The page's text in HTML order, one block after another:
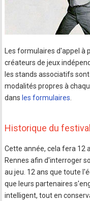
Les formulaires d'appel
créateurs de jeux
les stands associatifs
modalités propres à
dans les formulaires
Historique du festival
Cette année, cela fera 12
Rennes afin d'interroger
au jeu. 12 ans que toute
que leurs partenaires
intelligent, tout en